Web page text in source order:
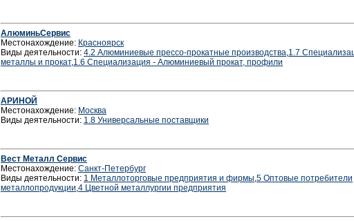
АлюминьСервис
Местонахождение: Красноярск
Виды деятельности: 4.2 Алюминиевые прессо-прокатные производства,1.7
металлы и прокат,1.6 Специализация - Алюминиевый прокат, профили
АРИНОЙ
Местонахождение: Москва
Виды деятельности: 1.8 Универсальные поставщики
Вест Металл Сервис
Местонахождение: Санкт-Петербург
Виды деятельности: 1 Металлоторговые предприятия и фирмы,5 Оптовые потребители
металлопродукции,4 Цветной металлургии предприятия